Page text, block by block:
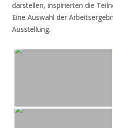
darstellen, inspirierten die
Eine Auswahl der
Ausstellung.